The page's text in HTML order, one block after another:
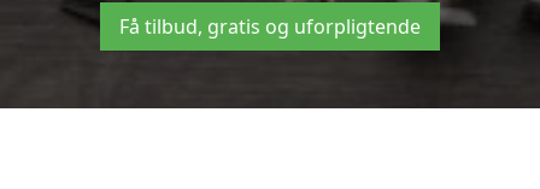
Få tilbud, gratis og uforpligtende